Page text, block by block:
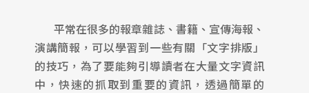
平常在很多的報章雜誌、書籍、宣傳海報、
演講簡報，可以學習到一些有關「文字排版」
的技巧，為了要能夠引導讀者在大量文字資訊
中，快速的抓取到重要的資訊，透過簡單的